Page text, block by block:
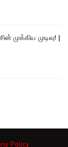
முக்கிய முடிவு! |
Policy